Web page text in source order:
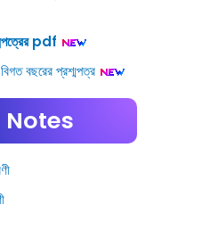
pdf
বিগত বছরের প্রশ্মপত্র